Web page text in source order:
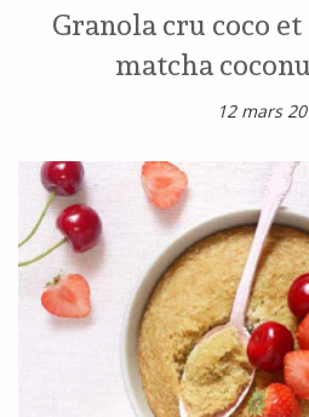
Granola cru coco
matcha
12 mars